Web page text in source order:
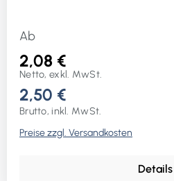
Ab
2,08 €
Netto, exkl. MwSt.
2,50 €
Brutto, inkl. MwSt.
Preise zzgl. Versandkosten
Details